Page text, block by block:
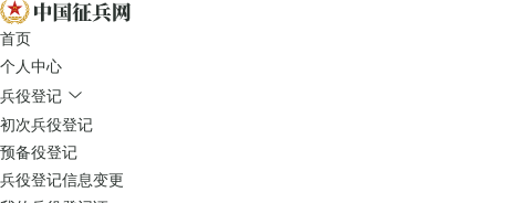
首页
个人中心
兵役登记
初次兵役登记
预备役登记
兵役登记信息变更